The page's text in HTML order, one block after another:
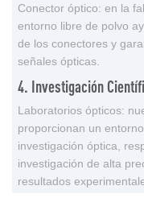
Conector óptico: en la
entorno libre de polvo
de los conectores y
señales ópticas.
4. Investigación
Laboratorios ópticos:
proporcionan un
investigación óptica,
investigación de alta
resultados